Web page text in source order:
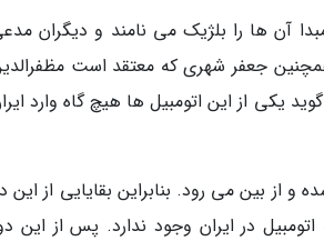
آن ها را بلژیک می نامند و دیگران
همچنین جعفر شهری که معتقد است
می گوید یکی از این اتومبیل ها هیچ گاه وارد
از بین می رود. بنابراین بقایایی از این
در ایران وجود ندارد. پس از این